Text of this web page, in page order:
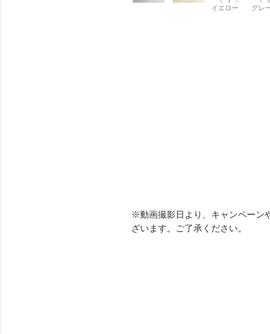
イエロー グレ
※動画撮影日より、キャンペーン
ざいます。ご了承ください。